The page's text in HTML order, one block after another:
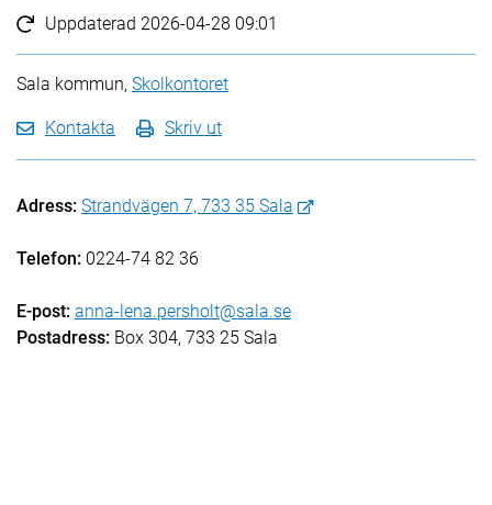
Uppdaterad 2026-04-28 09:01
Sala kommun, Skolkontoret
Kontakta Skriv ut
Adress: Strandvägen 7, 733 35 Sala
Telefon: 0224-74 82 36
E-post: anna-lena.persholt@sala.se
Postadress: Box 304, 733 25 Sala